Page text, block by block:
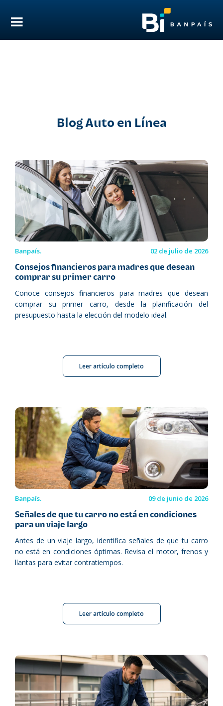
Blog Auto en Línea
Banpaís. 02 de julio de 2026
Consejos financieros para madres que desean
comprar su primer carro
Conoce consejos financieros para madres que desean
comprar su primer carro, desde la planificación del
presupuesto hasta la elección del modelo ideal.
Leer artículo completo
Banpaís. 09 de junio de 2026
Señales de que tu carro no está en condiciones
para un viaje largo
Antes de un viaje largo, identifica señales de que tu carro
no está en condiciones óptimas. Revisa el motor, frenos y
llantas para evitar contratiempos.
Leer artículo completo